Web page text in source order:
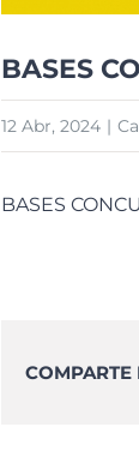
BASES
12 Abr, 2024 |
BASES
COMPARTE